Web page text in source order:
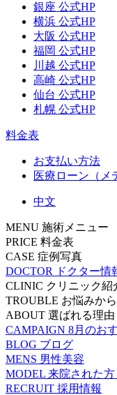
銀座 公式HP
横浜 公式HP
大阪 公式HP
福岡 公式HP
川越 公式HP
高崎 公式HP
仙台 公式HP
札幌 公式HP
料金表
お支払い方法
医療ローン（メ
中文
MENU 施術メニュー
PRICE 料金表
CASE 症例写真
DOCTOR
ドクター情
CLINIC クリニック紹
TROUBLE お悩みか
ABOUT 選ばれる理由
CAMPAIGN 8月のお
BLOG ブログ
MENS 男性美容
MODEL 来院された方
RECRUIT 採用情報